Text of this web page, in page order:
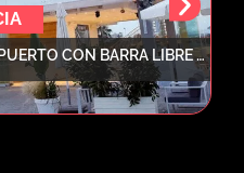
COMIDA EN RESTAURANTE PUERTO CON BARRA LIBRE + TARDEO CON DJ + 2 COPAS